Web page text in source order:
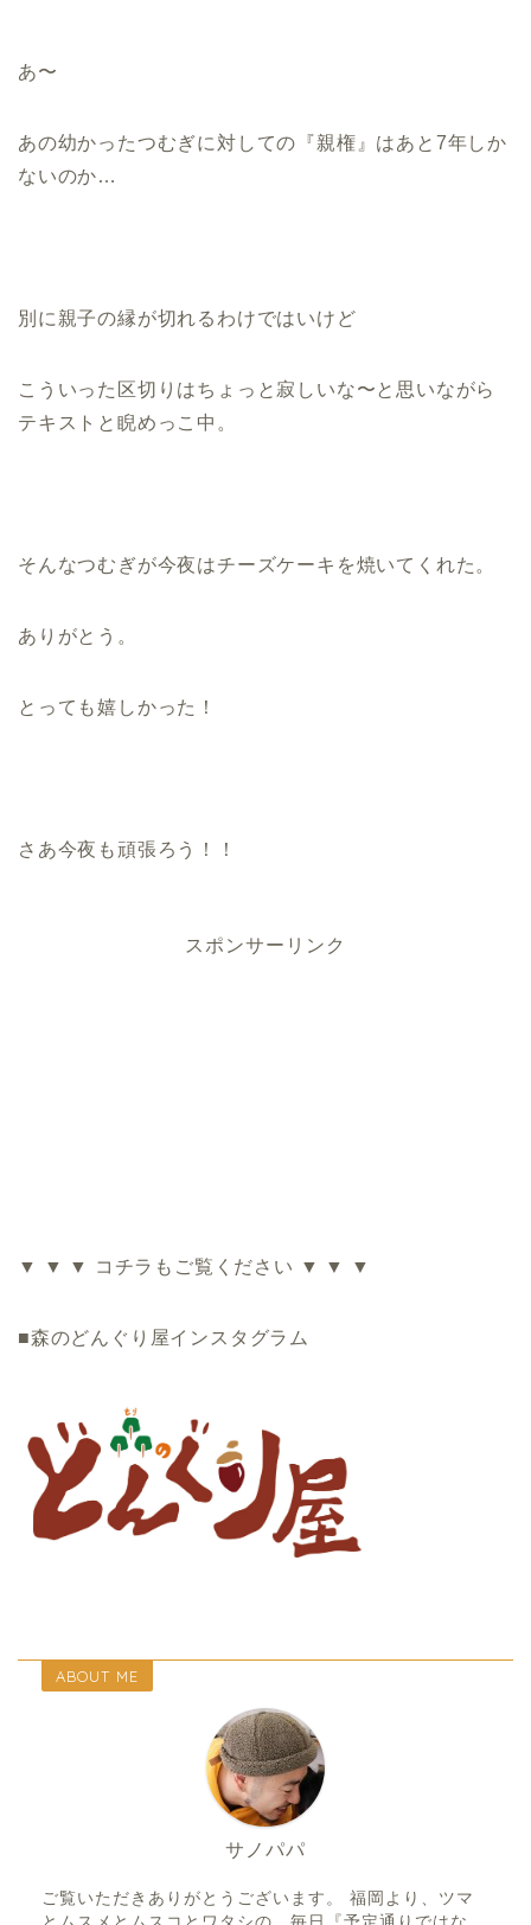
あ〜
あの幼かったつむぎに対しての『親権』はあと7年しか
ないのか…
別に親子の縁が切れるわけではいけど
こういった区切りはちょっと寂しいな〜と思いながら
テキストと睨めっこ中。
そんなつむぎが今夜はチーズケーキを焼いてくれた。
ありがとう。
とっても嬉しかった！
さあ今夜も頑張ろう！！
スポンサーリンク
▼ ▼ ▼ コチラもご覧ください ▼ ▼ ▼
■森のどんぐり屋インスタグラム
ABOUT ME
サノパパ
ご覧いただきありがとうございます。 福岡より、ツマ